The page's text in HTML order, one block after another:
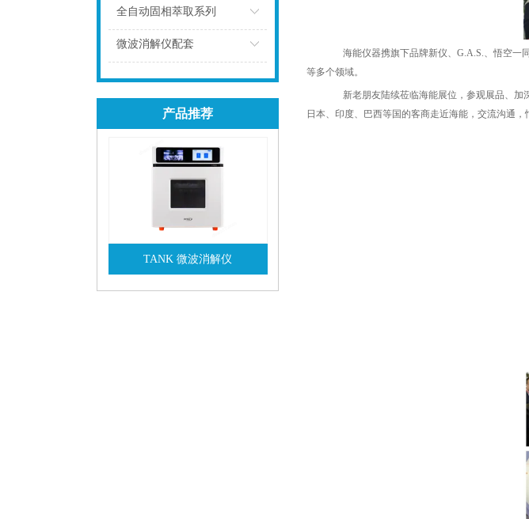
点击
全自动固相萃取系列
微波消解仪配套
产品推荐
TANK 微波消解仪
查看详情
海能仪器携旗下品牌新仪、G.A.S.、悟空一
等多个领域。
新老朋友陆续莅临海能展位，参观展品、加
日本、印度、巴西等国的客商走近海能，交流沟通，